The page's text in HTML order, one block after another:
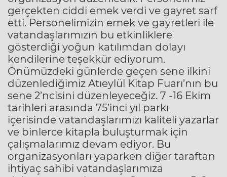
gerçekten ciddi emek verdi ve gayret sarf
etti. Personelimizin emek ve gayretleri ile
vatandaşlarımızın bu etkinliklere
gösterdiği yoğun katılımdan dolayı
kendilerine teşekkür ediyorum.
Önümüzdeki günlerde geçen sene ilkini
düzenlediğimiz Atıeylül Kitap Fuarı’nın bu
sene 2’ncisini düzenleyeceğiz. 7 -16 Ekim
tarihleri arasında 75’inci yıl parkı
içerisinde vatandaşlarımızı kaliteli yazarlar
ve binlerce kitapla buluşturmak için
çalışmalarımız devam ediyor. Bu
organizasyonları yaparken diğer taraftan
ihtiyaç sahibi vatandaşlarımıza